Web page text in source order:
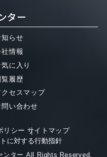
ター
知らせ
情報
気に入り
覧履歴
クセスマップ
問い合わせ
リシー サイトマップ
に対する行動指針
ンター All Rights Reserved.